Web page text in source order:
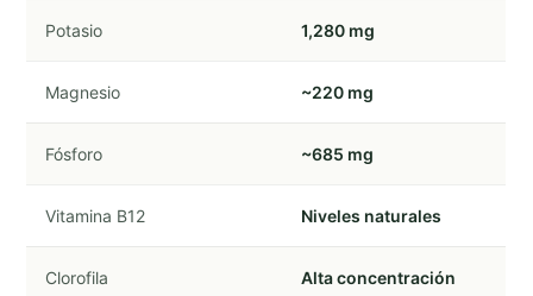
Potasio 1,280 mg
Magnesio ~220 mg
Fósforo ~685 mg
Vitamina B12 Niveles naturales
Clorofila Alta concentración